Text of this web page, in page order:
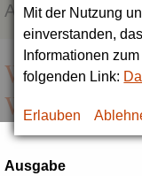
Mit der Nutzung
einverstanden,
Informationen
folgenden Link:
Erlauben
AKTUELLES
WR
Ausgabe